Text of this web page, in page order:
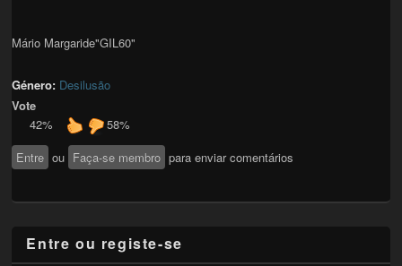
Mário Margaride"GIL60"
Género: Desilusão
Vote
42%
58%
Entre ou Faça-se membro para enviar comentários
Entre ou registe-se